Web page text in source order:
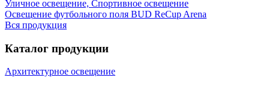
Уличное освещение, Спортивное освещение
Освещение футбольного поля BUD ReCup Arena
Вся продукция
Каталог продукции
Архитектурное освещение